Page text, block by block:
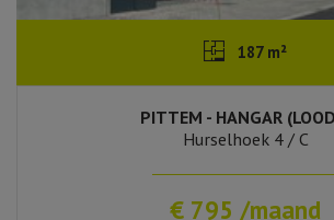
187 m²
PITTEM - HANGAR
Hurselhoek 4 / C
€ 795 /maand